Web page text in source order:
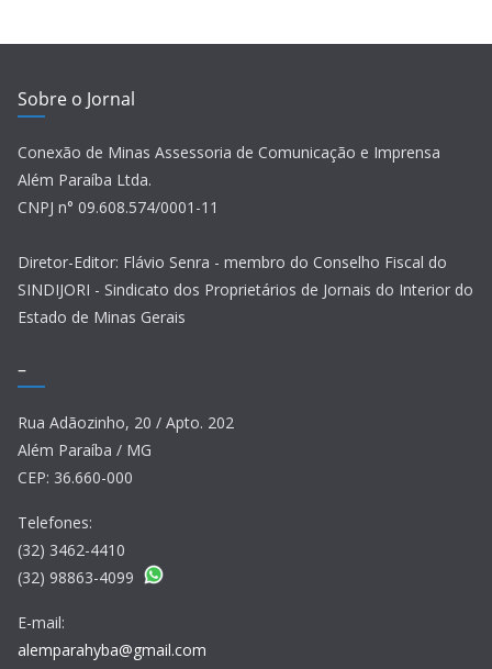
Sobre o Jornal
Conexão de Minas Assessoria de Comunicação e Imprensa
Além Paraíba Ltda.
CNPJ n° 09.608.574/0001-11
Diretor-Editor: Flávio Senra - membro do Conselho Fiscal do
SINDIJORI - Sindicato dos Proprietários de Jornais do Interior do
Estado de Minas Gerais
–
Rua Adãozinho, 20 / Apto. 202
Além Paraíba / MG
CEP: 36.660-000
Telefones:
(32) 3462-4410
(32) 98863-4099
E-mail:
alemparahyba@gmail.com